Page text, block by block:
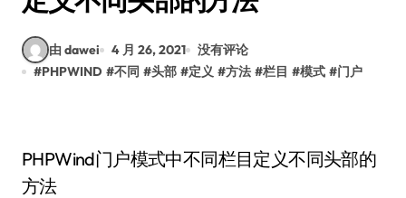
由 dawei 4 月 26, 2021
没有评论
#PHPWIND #不同 #头部 #定义 #方法 #栏目 #模式 #门户
PHPWind门户模式中不同栏目定义不同头部的
方法